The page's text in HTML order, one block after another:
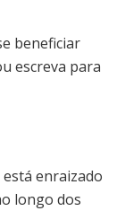
beneficiar
escreva para
está enraizado
longo dos